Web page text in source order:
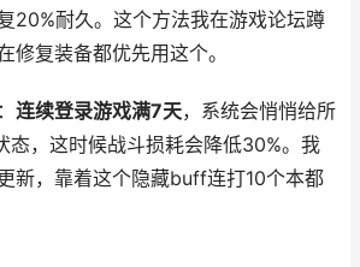
20%耐久。这个方法我在游戏论坛蹲
修复装备都优先用这个。
连续登录游戏满7天，系统会悄悄给所
态，这时候战斗损耗会降低30%。我
新，靠着这个隐藏buff连打10个本都